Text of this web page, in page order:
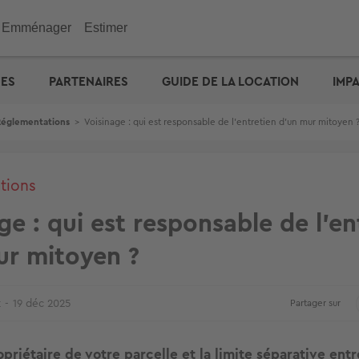
: capacité d'emprunt
Investir
Défiscalisation
Outils
Check-lists location
maison
Outils
Dossier Loi Pinel
prêt � taux zéro
Estimez vos frais de
Emménager
ENGIE : déménagez facile
Estimer
appartement
Outils
Estimation appartement
PARTENAIRES GUIDE DE LA LOCATION
> Voisinage : qui est responsable de l’entretien d’un mur mitoyen ?
: qui est responsable de
mitoyen ?
19 déc 2025 Partager sur
de votre parcelle et la limite séparative